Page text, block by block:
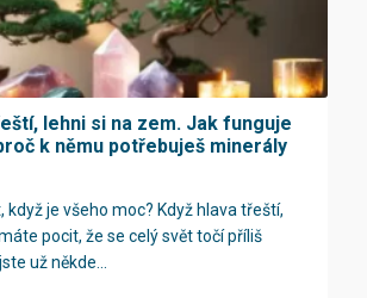
lehni si na zem. Jak funguje
k němu potřebuješ minerály
když je všeho moc? Když hlava třeští,
pocit, že se celý svět točí příliš
už někde...